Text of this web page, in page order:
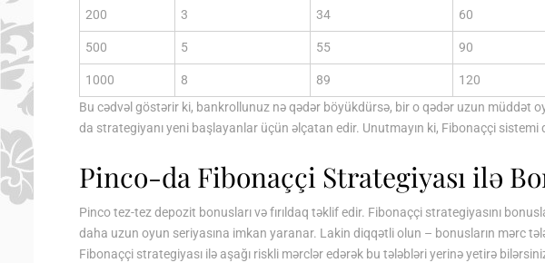
200 3 34 60
500 5 55 90
1000 8 89
120
Bu cədvəl göstərir ki, bankrollunuz nə qədər böyükdürsə, bir o qədər uzun müddət
da strategiyanı yeni başlayanlar üçün əlçatan edir. Unutmayın ki, Fibonaççi
Pinco-da Fibonaççi Strategiyası ilə
Pinco tez-tez depozit bonusları və fırıldaq təklif edir. Fibonaççi strategiyasını
daha uzun oyun seriyasına imkan yaranar. Lakin diqqətli olun – bonusların mərc
Fibonaççi strategiyası ilə aşağı riskli mərclər edərək bu tələbləri yerinə yetirə